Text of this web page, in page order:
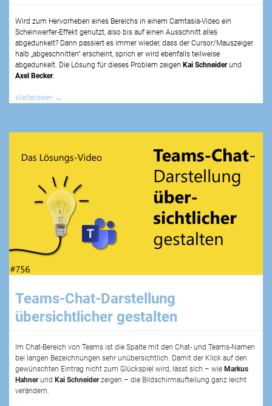
Wird zum Hervorheben eines Bereichs in einem Camtasia-Video ein
Scheinwerfer-Effekt genutzt, also bis auf einen Ausschnitt alles
abgedunkelt? Dann passiert es immer wieder, dass der Cursor/Mauszeiger
halb „abgeschnitten“ erscheint, sprich er wird ebenfalls teilweise
abgedunkelt. Die Lösung für dieses Problem zeigen Kai Schneiderund
Axel Becker.
Weiterlesen →
Teams-Chat-Darstellung
übersichtlicher gestalten
Im Chat-Bereich von Teams ist die Spalte mit den Chat- und Teams-Namen
bei langen Bezeichnungen sehr unübersichtlich. Damit der Klick auf den
gewünschten Eintrag nicht zum Glückspiel wird, lässt sich – wie Markus
Hahnerund Kai Schneiderzeigen – die Bildschirmaufteilung ganz leicht
verändern.